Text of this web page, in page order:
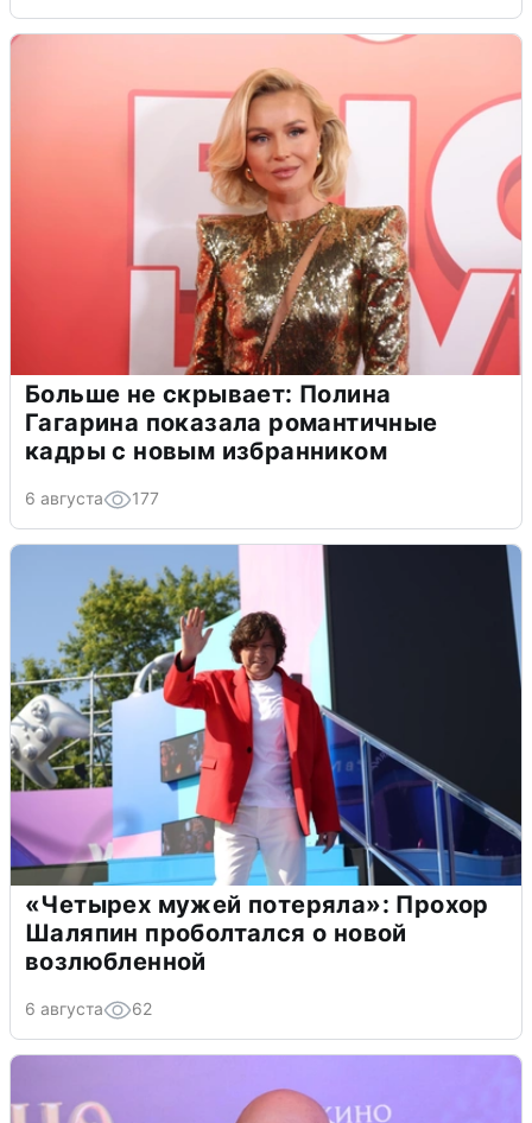
Больше не скрывает: Полина
Гагарина показала романтичные
кадры с новым избранником
6 августа 177
«Четырех мужей потеряла»: Прохор
Шаляпин проболтался о новой
возлюбленной
6 августа 62